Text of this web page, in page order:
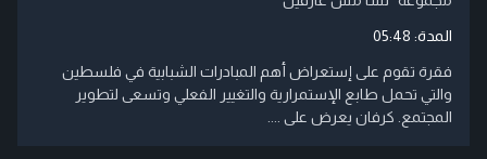
المدة: 05:48
فقرة تقوم على إستعراض أهم المبادرات الشبابية في فلسطين
والتي تحمل طابع الإستمرارية والتغيير الفعلي وتسعى لتطوير
المجتمع. كرفان يعرض على ....